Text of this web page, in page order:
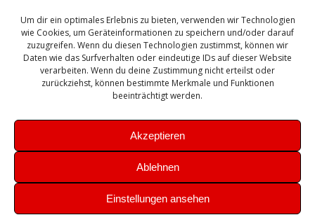
Um dir ein optimales Erlebnis zu bieten, verwenden wir Technologien
wie Cookies, um Geräteinformationen zu speichern und/oder darauf
zuzugreifen. Wenn du diesen Technologien zustimmst, können wir
Daten wie das Surfverhalten oder eindeutige IDs auf dieser Website
verarbeiten. Wenn du deine Zustimmung nicht erteilst oder
zurückziehst, können bestimmte Merkmale und Funktionen
beeinträchtigt werden.
Akzeptieren
Ablehnen
Einstellungen ansehen
Sanierung SBS Security Server Sicherheit
Sicherung SIEM Sophos SSL Ubuntu
Update Upgrade UTM VCenter VCSA Veeam
VMWare VPN WAZUH Windows
Zertifikat
Theme